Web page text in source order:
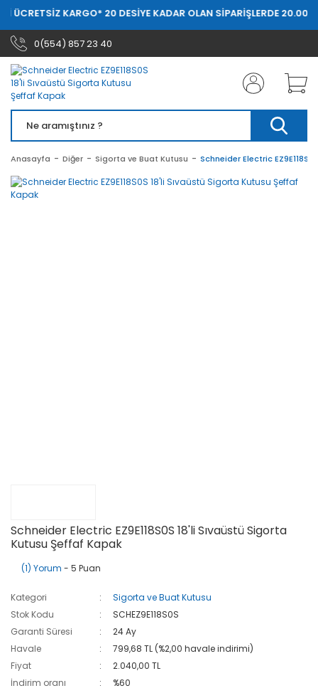
KARGO* 20 DESİYE KADAR OLAN SİPARİŞLERDE 20.000
0(554) 857 23 40
Anasayfa Diğer Sigorta ve Buat Kutusu Schneider Electric
Schneider Electric EZ9E118S0S 18'li Sıvaüstü Sigorta
Kutusu Şeffaf Kapak
(1) Yorum - 5 Puan
Kategori
Sigorta ve Buat Kutusu
Stok Kodu
SCHEZ9E118S0S
Garanti Süresi
24 Ay
Havale
799,68 TL (%2,00 havale indirimi)
Fiyat
2.040,00 TL
İndirim oranı
%60